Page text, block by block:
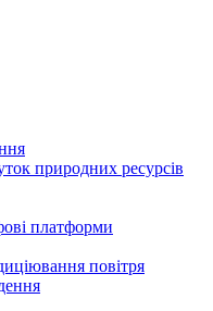
природних ресурсів
платформи
повітря